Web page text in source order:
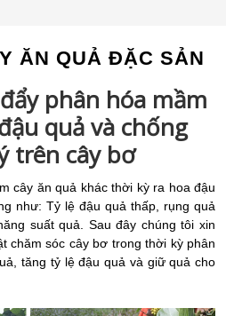
ĂN QUẢ ĐẶC SẢN
phân hóa mầm
quả và chống
trên cây bơ
cây ăn quả khác thời kỳ ra hoa đậu
như: Tỷ lệ đậu quả thấp, rụng quả
suất quả. Sau đây chúng tôi xin
chăm sóc cây bơ trong thời kỳ phân
tăng tỷ lệ đậu quả và giữ quả cho